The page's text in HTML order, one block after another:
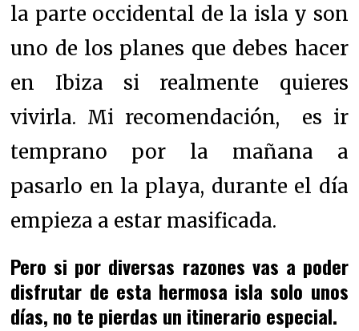
la parte occidental de la isla y son
uno de los planes que debes hacer
en Ibiza si realmente quieres
vivirla. Mi recomendación, es ir
temprano por la mañana a
pasarlo en la playa, durante el día
empieza a estar masificada.
Pero si por diversas razones vas a poder
disfrutar de esta hermosa isla solo unos
días, no te pierdas un itinerario especial.